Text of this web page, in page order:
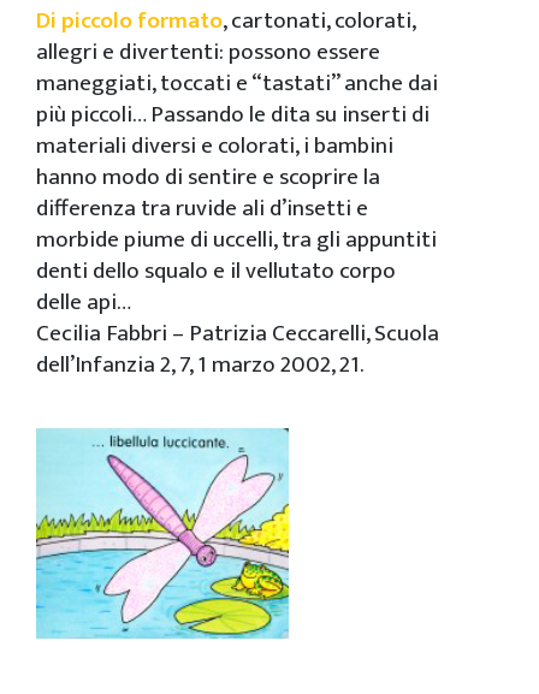
Di piccolo formato, cartonati, colorati,
allegri e divertenti: possono essere
maneggiati, toccati e “tastati” anche dai
più piccoli… Passando le dita su inserti di
materiali diversi e colorati, i bambini
hanno modo di sentire e scoprire la
differenza tra ruvide ali d’insetti e
morbide piume di uccelli, tra gli appuntiti
denti dello squalo e il vellutato corpo
delle api…
Cecilia Fabbri – Patrizia Ceccarelli, Scuola
dell’Infanzia 2, 7, 1 marzo 2002, 21.